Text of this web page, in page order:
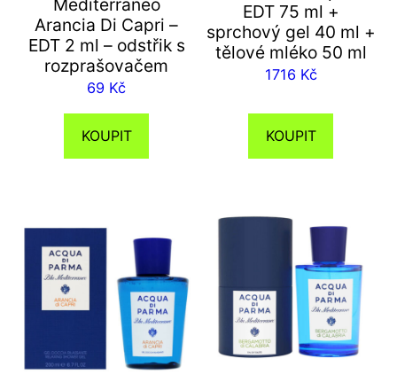
Mediterraneo
Arancia Di Capri –
EDT 2 ml – odstřik s
rozprašovačem
69 Kč
KOUPIT
EDT 75 ml +
sprchový gel 40 ml +
tělové mléko 50 ml
1716 Kč
KOUPIT